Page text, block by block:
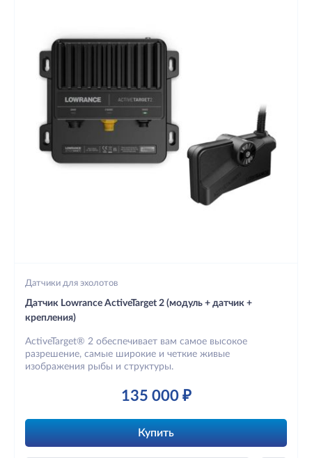
Датчики для эхолотов
Датчик Lowrance ActiveTarget 2 (модуль + датчик +
крепления)
ActiveTarget® 2 обеспечивает вам самое высокое
разрешение, самые широкие и четкие живые
изображения рыбы и структуры.
135 000 ₽
Купить